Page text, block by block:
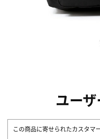
ユー
この商品に寄せられたカスタマ